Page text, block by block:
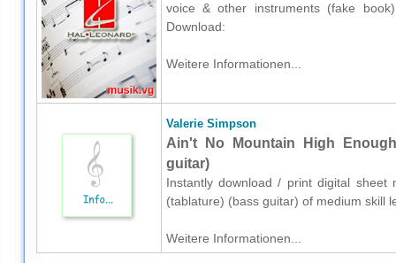
voice & other instruments (fake
Download:
Weitere Informationen...
Valerie Simpson
Ain't No Mountain High
guitar)
Instantly download / print digital sheet
(tablature) (bass guitar) of medium skill
Weitere Informationen...